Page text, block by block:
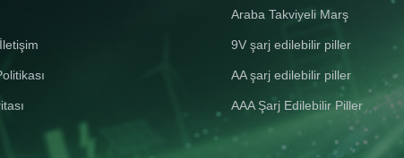
Araba Takviyeli Marş
9V şarj edilebilir piller
AA şarj edilebilir piller
AAA Şarj Edilebilir Piller